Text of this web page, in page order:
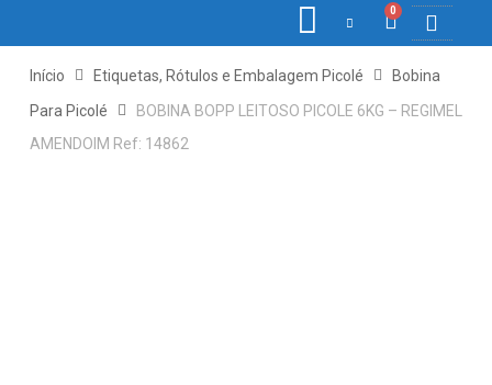
0
Início Etiquetas, Rótulos e Embalagem Picolé
Bobina
Para Picolé
BOBINA BOPP LEITOSO PICOLE 6KG – REGIMEL
AMENDOIM Ref: 14862